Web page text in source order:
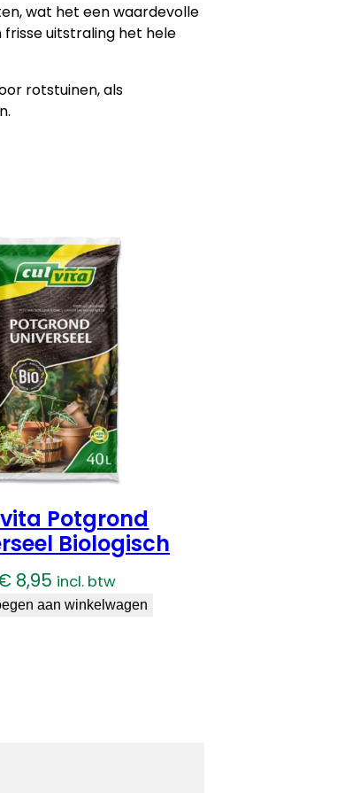
wat het een waardevolle
uitstraling het hele
rotstuinen, als
Potgrond
Biologisch
8,95 incl. btw
aan winkelwagen